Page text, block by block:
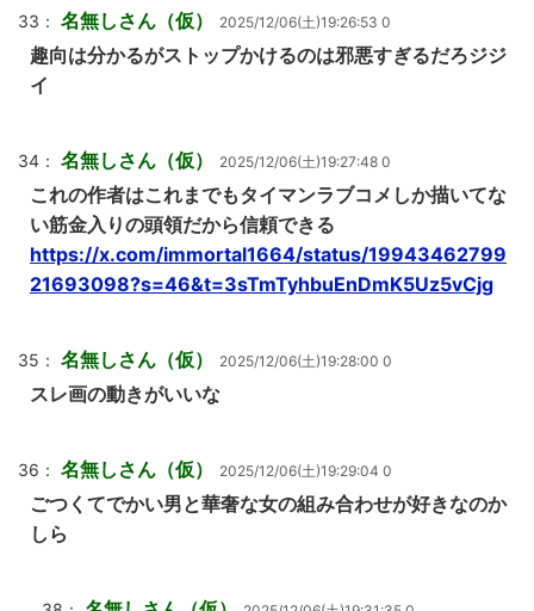
33： 名無しさん（仮） 2025/12/06(土)19:26:53 0
趣向は分かるがストップかけるのは邪悪すぎるだろジジ
イ
34： 名無しさん（仮） 2025/12/06(土)19:27:48 0
これの作者はこれまでもタイマンラブコメしか描いてな
い筋金入りの頭領だから信頼できる
https://x.com/immortal1664/status/19943462799
21693098?s=46&t=3sTmTyhbuEnDmK5Uz5vCjg
35： 名無しさん（仮） 2025/12/06(土)19:28:00 0
スレ画の動きがいいな
36： 名無しさん（仮） 2025/12/06(土)19:29:04 0
ごつくてでかい男と華奢な女の組み合わせが好きなのか
しら